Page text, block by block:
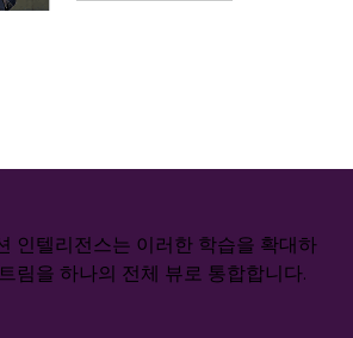
인텔리전스는 이러한 학습을 ​​확대하
림을 하나의 전체 뷰로 통합합니다.